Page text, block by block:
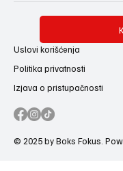
Uslovi korišćenja
Politika privatnosti
Izjava o pristupačnosti
© 2025 by Boks Fokus.